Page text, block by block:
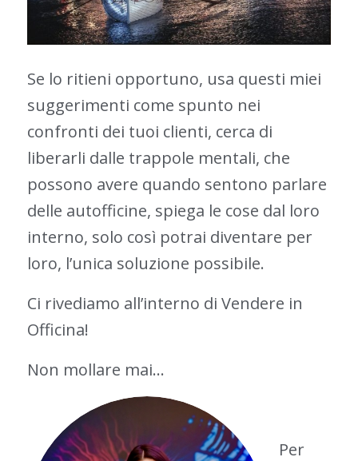
Se lo ritieni opportuno, usa questi miei
suggerimenti come spunto nei
confronti dei tuoi clienti, cerca di
liberarli dalle trappole mentali, che
possono avere quando sentono parlare
delle autofficine, spiega le cose dal loro
interno, solo così potrai diventare per
loro, l’unica soluzione possibile.
Ci rivediamo all’interno di Vendere in
Officina!
Non mollare mai…
Per